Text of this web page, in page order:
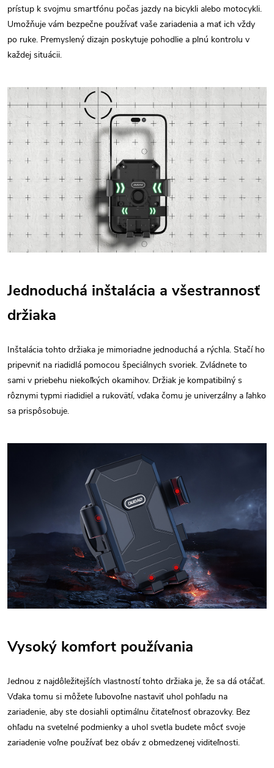
prístup k svojmu smartfónu počas jazdy na bicykli alebo motocykli.
Umožňuje vám bezpečne používať vaše zariadenia a mať ich vždy
po ruke. Premyslený dizajn poskytuje pohodlie a plnú kontrolu v
každej situácii.
Jednoduchá inštalácia a všestrannosť
držiaka
Inštalácia tohto držiaka je mimoriadne jednoduchá a rýchla. Stačí ho
pripevniť na riadidlá pomocou špeciálnych svoriek. Zvládnete to
sami v priebehu niekoľkých okamihov. Držiak je kompatibilný s
rôznymi typmi riadidiel a rukovätí, vďaka čomu je univerzálny a ľahko
sa prispôsobuje.
Vysoký komfort používania
Jednou z najdôležitejších vlastností tohto držiaka je, že sa dá otáčať.
Vďaka tomu si môžete ľubovoľne nastaviť uhol pohľadu na
zariadenie, aby ste dosiahli optimálnu čitateľnosť obrazovky. Bez
ohľadu na svetelné podmienky a uhol svetla budete môcť svoje
zariadenie voľne používať bez obáv z obmedzenej viditeľnosti.